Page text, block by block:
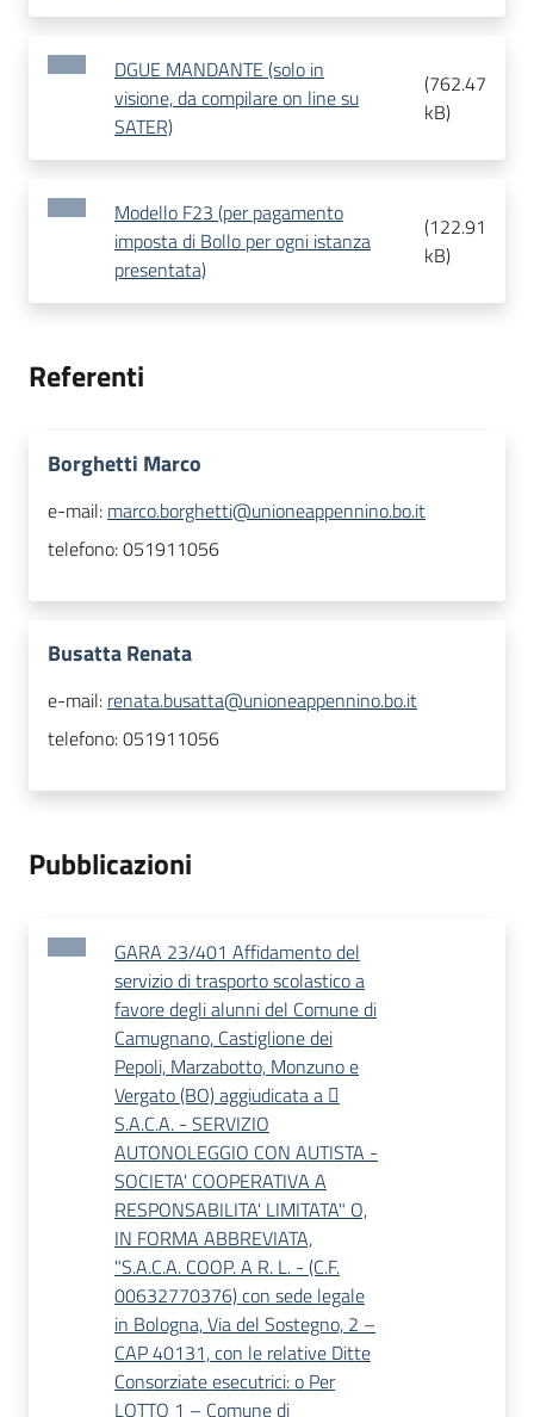
DGUE MANDANTE (solo in
visione, da compilare on line su
SATER)
(762.47
kB)
Modello F23 (per pagamento
imposta di Bollo per ogni istanza
presentata)
(122.91
kB)
Referenti
Borghetti Marco
e-mail: marco.borghetti@unioneappennino.bo.it
telefono:051911056
Busatta Renata
e-mail: renata.busatta@unioneappennino.bo.it
telefono:051911056
Pubblicazioni
GARA 23/401 Affidamento del
servizio di trasporto scolastico a
favore degli alunni del Comune di
Camugnano, Castiglione dei
Pepoli, Marzabotto, Monzuno e
Vergato (BO) aggiudicata a 
S.A.C.A. - SERVIZIO
AUTONOLEGGIO CON AUTISTA -
SOCIETA' COOPERATIVA A
RESPONSABILITA' LIMITATA" O,
IN FORMA ABBREVIATA,
"S.A.C.A. COOP. A R. L. - (C.F.
00632770376) con sede legale
in Bologna, Via del Sostegno, 2 –
CAP 40131, con le relative Ditte
Consorziate esecutrici: o Per
LOTTO 1 – Comune di